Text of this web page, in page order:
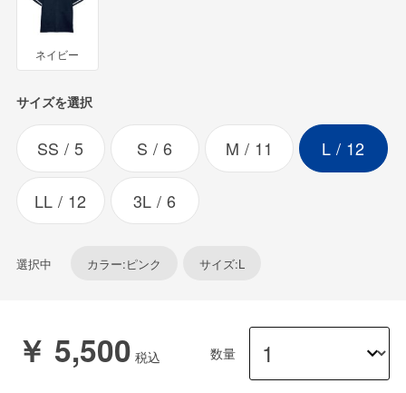
ネイビー
サイズを選択
SS 5 S 6 M 11 L 12
LL 12 3L 6
選択中 カラー:ピンク サイズ:L
￥ 5,500 数量